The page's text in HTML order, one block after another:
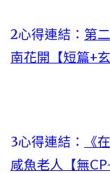
2心得連結： 第
南花開【短篇+
3心得連結：
《
咸魚老人【無